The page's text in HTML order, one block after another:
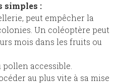
simples :
peut empêcher la
Un coléoptère peut
mois dans les fruits ou
accessible.
au plus vite à sa mise